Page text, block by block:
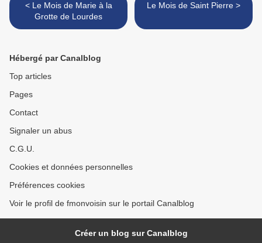
< Le Mois de Marie à la
Grotte de Lourdes
Le Mois de Saint Pierre >
Hébergé par Canalblog
Top articles
Pages
Contact
Signaler un abus
C.G.U.
Cookies et données personnelles
Préférences cookies
Voir le profil de fmonvoisin sur le portail Canalblog
Créer un blog sur Canalblog